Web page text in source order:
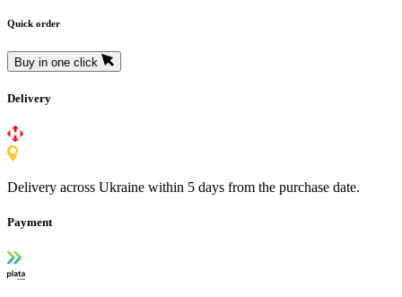
Quick order
Buy in one click
Delivery
Delivery across Ukraine within 5 days from the purchase date.
Payment